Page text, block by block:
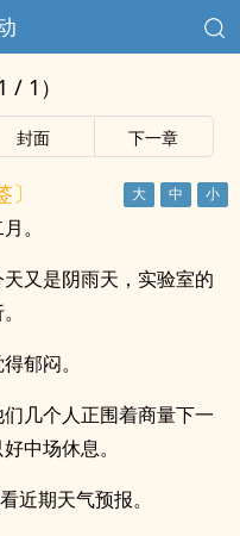
/ 1）
封面 下一章
。
又是阴雨天，实验室的
郁闷。
几个人正围着商量下一
中场休息。
近期天气预报。